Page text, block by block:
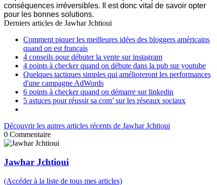
conséquences irréversibles. Il est donc vital de savoir opter
pour les bonnes solutions.
Derniers articles de Jawhar Jchtioui
Comment piquer les meilleures idées des bloggers américains
quand on est français
4 conseils pour débuter la vente sur instagram
4 points à checker quand on débute dans la pub sur youtube
Quelques tactiques simples qui amélioreront les performances
d'une campagne AdWords
6 points à checker quand on démarre sur linkedin
5 astuces pour réussir sa com’ sur les réseaux sociaux
Découvrir les autres articles récents de Jawhar Jchtioui
0 Commentaire
Jawhar Jchtioui
(Accéder à la liste de tous mes articles)